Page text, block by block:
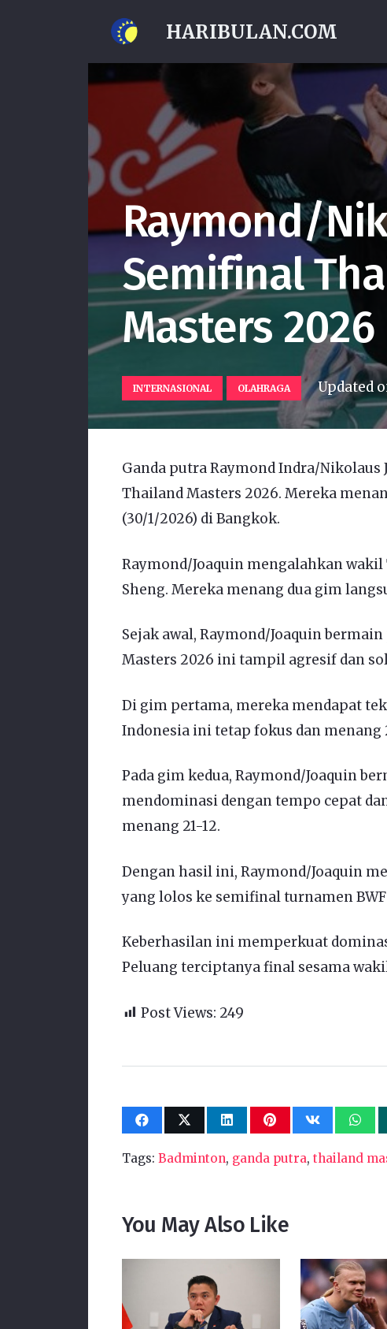
HARIBULAN.COM
Raymond/
Semifinal
Masters 2026
INTERNASIONAL OLAHRAGA Updated
Ganda putra Raymond Indra/
Thailand Masters 2026. Mereka
(30/1/2026) di Bangkok.
Raymond/Joaquin mengalahkan
Sheng. Mereka menang dua gim
Sejak awal, Raymond/Joaquin
Masters 2026 ini tampil agresif dan
Di gim pertama, mereka mendapat
Indonesia ini tetap fokus dan menang
Pada gim kedua, Raymond/Joaquin
mendominasi dengan tempo cepat
menang 21-12.
Dengan hasil ini, Raymond/Joaquin
yang lolos ke semifinal turnamen
Keberhasilan ini memperkuat
Peluang terciptanya final sesama
Post Views: 249
Tags: Badminton, ganda putra, thailand
You May Also Like